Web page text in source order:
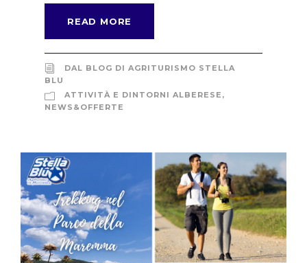
READ MORE
DAL BLOG DI AGRITURISMO STELLA
BLU
ATTIVITÀ E DINTORNI ALBERESE ,
NEWS&OFFERTE